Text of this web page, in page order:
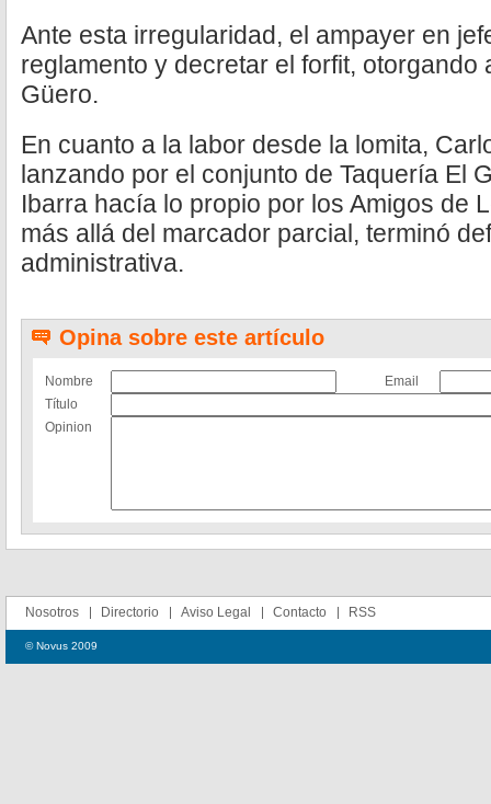
Ante esta irregularidad, el ampayer en
reglamento y decretar el forfit, otorgando
Güero.
En cuanto a la labor desde la lomita,
lanzando por el conjunto de Taquería El
Ibarra hacía lo propio por los Amigos de
más allá del marcador parcial, terminó
administrativa.
Opina sobre este artículo
Nombre
Email
Título
Opinion
Nosotros Directorio Aviso Legal Contacto RSS
© Novus 2009